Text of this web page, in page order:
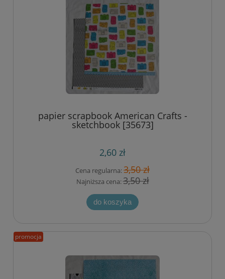
papier scrapbook American Crafts -
sketchbook [35673]
2,60 zł
Cena regularna:3,50 zł
Najniższa cena:3,50 zł
do koszyka
promocja